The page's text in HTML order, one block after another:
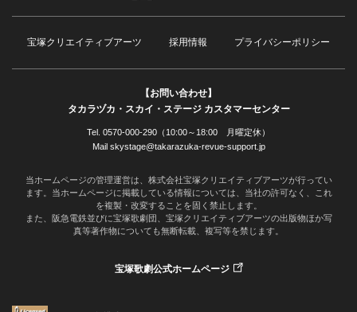
宝塚クリエイティブアーツ 採用情報 プライバシーポリシー
【お問い合わせ】
タカラヅカ・スカイ・ステージ カスタマーセンター
Tel. 0570-000-290（10:00～18:00 月曜定休）
Mail skystage@takarazuka-revue-support.jp
当ホームページの管理運営は、株式会社宝塚クリエイティブアーツが行ってい
ます。当ホームページに掲載している情報については、当社の許可なく、これ
を複製・改変することを固く禁止します。
また、阪急電鉄並びに宝塚歌劇団、宝塚クリエイティブアーツの出版物ほか写
真等著作物についても無断転載、複写等を禁じます。
宝塚歌劇公式ホームページ